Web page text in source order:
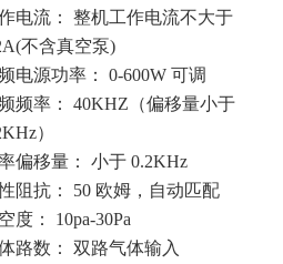
电流：
整机工作电流不大于
不含真空泵)
电源功率：
0-600W 可调
频率：
40KHZ（偏移量小于
）
偏移量：
小于 0.2KHz
阻抗：
50 欧姆，自动匹配
度：
10pa-30Pa
路数：
双路气体输入